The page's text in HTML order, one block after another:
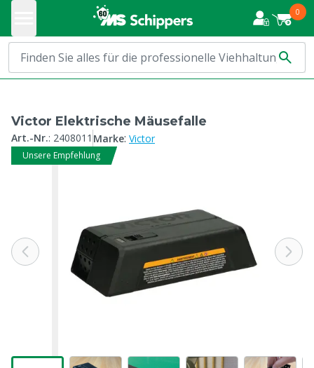
0
Victor Elektrische Mäusefalle
Art.-Nr.: 2408011 Marke: Victor
Unsere Empfehlung